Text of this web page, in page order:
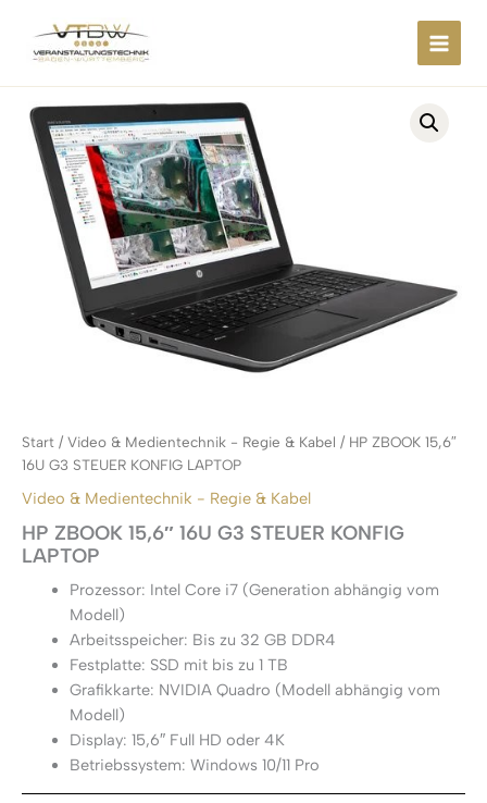
springen
Inhalt
springen
Start / Video & Medientechnik - Regie & Kabel / HP ZBOOK 15,6″
16U G3 STEUER KONFIG LAPTOP
Video & Medientechnik - Regie & Kabel
HP ZBOOK 15,6″ 16U G3 STEUER KONFIG
LAPTOP
Prozessor: Intel Core i7 (Generation abhängig vom
Modell)
Arbeitsspeicher: Bis zu 32 GB DDR4
Festplatte: SSD mit bis zu 1 TB
Grafikkarte: NVIDIA Quadro (Modell abhängig vom
Modell)
Display: 15,6″ Full HD oder 4K
Betriebssystem: Windows 10/11 Pro